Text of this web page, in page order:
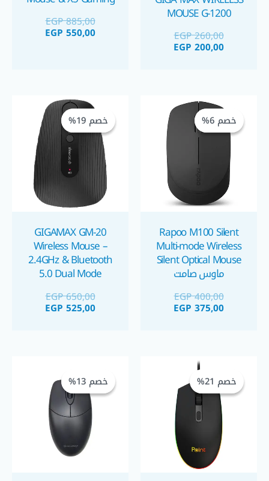
MOUSE G-1200
EGP260,00
EGP 200,00
كيبود و ماوس جيمينج
X5/EZRA
EGP885,00
EGP 550,00
خصم 6%
خصم 6%
Rapoo M100 Silent
Multi-mode Wireless
Silent Optical Mouse
ماوس صامت
EGP400,00
الأصلي
هو:
EGP 400,00.
EGP 375,00
الحالي
هو:
EGP 375,00.
خصم 19%
خصم 19%
GIGAMAX GM-20
Wireless Mouse –
2.4GHz & Bluetooth
5.0 Dual Mode
EGP650,00
الأصلي
هو:
650,00.
EGP 525,00
الحالي
هو:
525,00.
خصم 21%
خصم 21% خصم 13%
خصم 13%